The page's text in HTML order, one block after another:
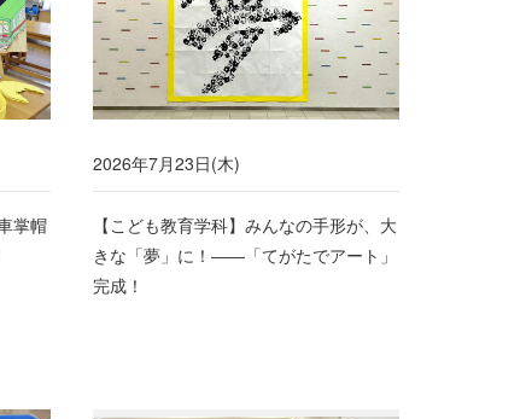
掌帽
2026年7月23日(木)
【こども教育学科】みんなの手形が、大
きな「夢」に！――「てがたでアート」
完成！